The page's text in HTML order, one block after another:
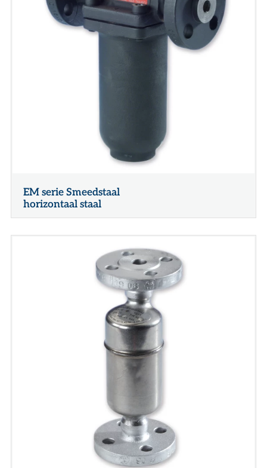
EM serie Smeedstaal
horizontaal staal